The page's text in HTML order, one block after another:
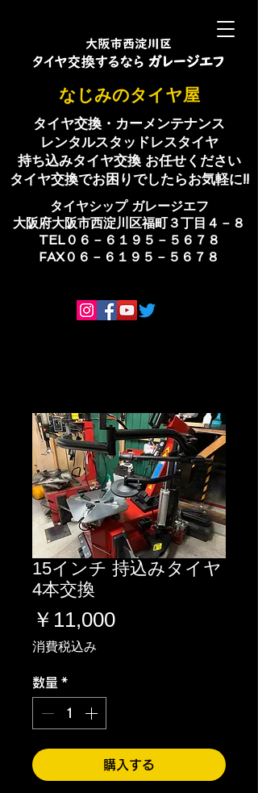
​なじみのタイヤ屋
タイヤ交換・カーメンテナンス
レンタルスタッドレスタイヤ
持ち込みタイヤ交換 お任せください
​タイヤ交換でお困りでしたらお気軽に!!
​タイヤシップ ​ガレージエフ
大阪府大阪市西淀川区福町３丁目４－８
TEL０６－６１９５－５６７８
​FAX０６－６１９５－５６７８
15インチ 持込みタイヤ
4本交換
￥11,000価
消費税込み
数量 *
購入する